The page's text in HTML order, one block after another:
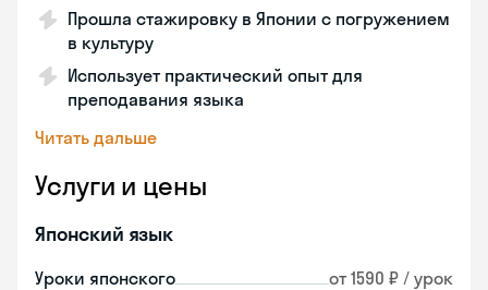
Прошла стажировку в Японии с погружением
в культуру
Использует практический опыт для
преподавания языка
Читать дальше
Услуги и цены
Японский язык
Уроки японского от 1590 ₽ / урок